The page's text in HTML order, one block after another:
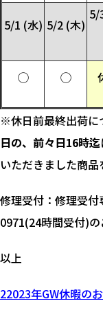
5/1 (水) 5/2 (木)
5/
◯ ◯
※休日前最終出荷に
日の、前々日16時迄
いただきました商品
修理受付：修理受
0971(24時間受付)の
以上
22023年GW休暇の